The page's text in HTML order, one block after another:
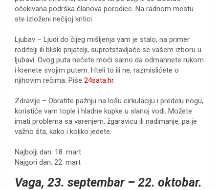
očekivana podrška članova porodice. Na radnom mestu
ste izloženi nečijoj kritici.
Ljubav – Ljudi do čijeg mišljenja vam je stalo, na primer
roditelji ili bliski prijatelji, suprotstavljaće se vašem izboru u
ljubavi. Ovog puta nećete moći samo da odmahnete rukom
i krenete svojim putem. Hteli to ili ne, razmislićete o
njihovim rečima. Piše 24sata.hr.
Zdravlje – Obratite pažnju na lošu cirkulaciju i predelu nogu,
koristiće vam tople i hladne kupke u slanoj vodi. Možete
imati problema sa varenjem, žgaravicu ili nadimanje, pa je
važno šta, kako i koliko jedete.
Najbolji dan: 18. mart
Najgori dan: 22. mart
Vaga, 23. septembar – 22. oktobar.